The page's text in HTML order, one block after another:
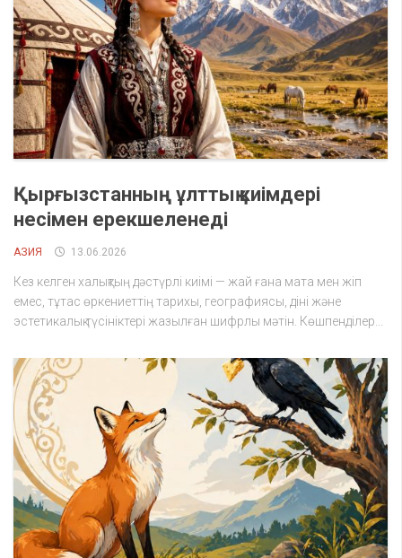
Қырғызстанның ұлттық киімдері
несімен ерекшеленеді
АЗИЯ 13.06.2026
Кез келген халықтың дәстүрлі киімі — жай ғана мата мен жіп
емес, тұтас өркениеттің тарихы, географиясы, діні және
эстетикалық түсініктері жазылған шифрлы мәтін. Көшпенділер...